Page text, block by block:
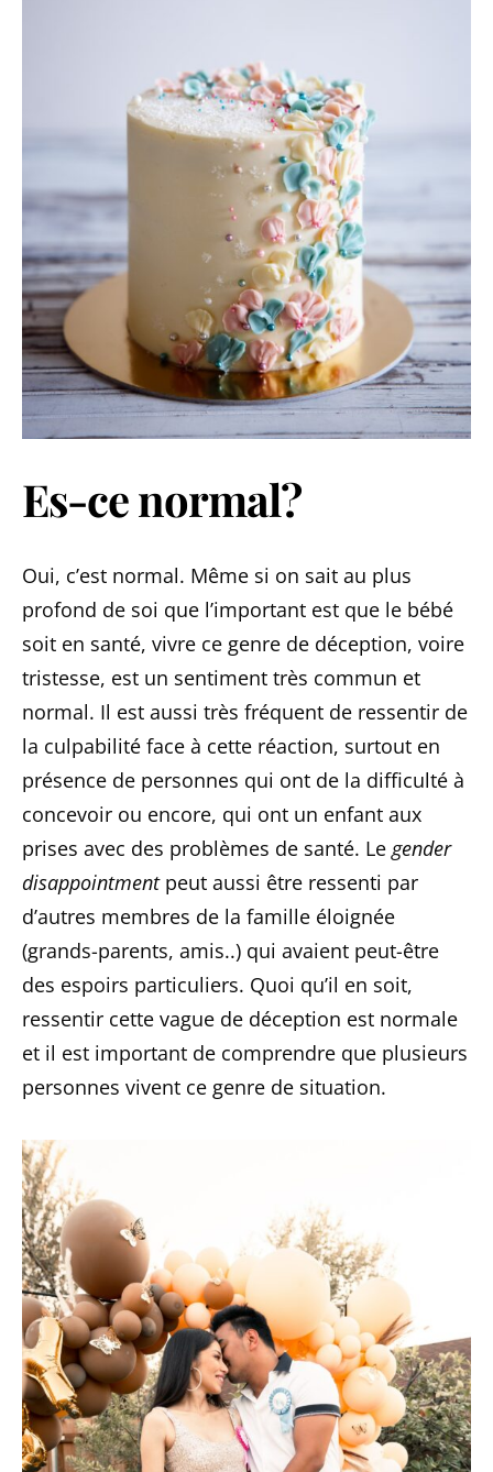
Es-ce normal?
Oui, c’est normal. Même si on sait au plus
profond de soi que l’important est que le bébé
soit en santé, vivre ce genre de déception, voire
tristesse, est un sentiment très commun et
normal. Il est aussi très fréquent de ressentir de
la culpabilité face à cette réaction, surtout en
présence de personnes qui ont de la difficulté à
concevoir ou encore, qui ont un enfant aux
prises avec des problèmes de santé. Le gender
disappointmentpeut aussi être ressenti par
d’autres membres de la famille éloignée
(grands-parents, amis..) qui avaient peut-être
des espoirs particuliers. Quoi qu’il en soit,
ressentir cette vague de déception est normale
et il est important de comprendre que plusieurs
personnes vivent ce genre de situation.